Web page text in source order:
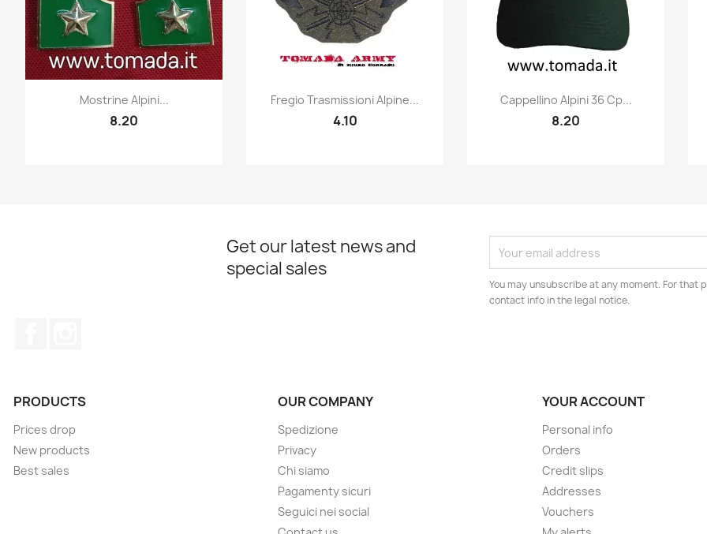
Quick view
Mostrine Alpini...
8.20
Quick view
Fregio Trasmissioni Alpine...
4.10
Quick view
Cappellino Alpini 36 Cp...
8.20
Get our latest news and
special sales
You may unsubscribe at any moment. For that
contact info in the legal notice.
PRODUCTS
Prices drop
New products
Best sales
OUR COMPANY
Spedizione
Privacy
Chi siamo
Pagamenty sicuri
Seguici nei social
YOUR ACCOUNT
Personal info
Orders
Credit slips
Addresses
Vouchers